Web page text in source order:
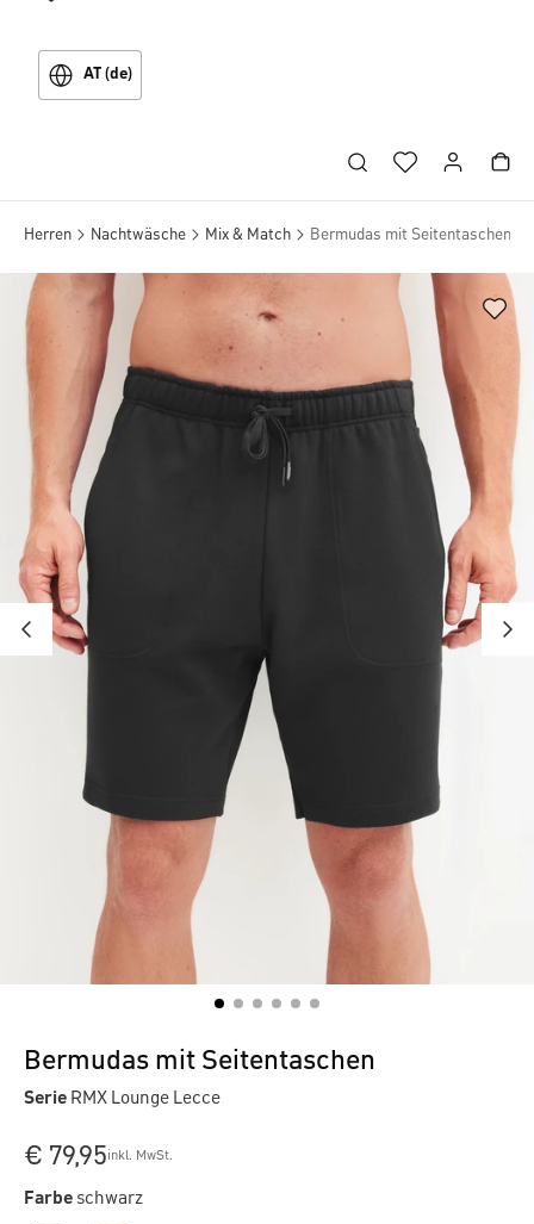
AT (de)
Herren Nachtwäsche Mix & Match Bermudas mit Seitentaschen
Bermudas mit Seitentaschen
Serie RMX Lounge Lecce
€ 79,95inkl. MwSt.
Farbeschwarz